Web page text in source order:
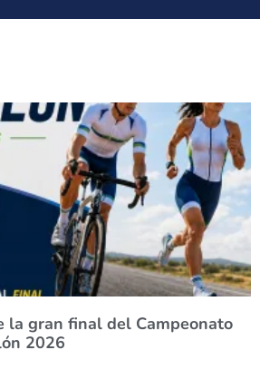
la gran final del Campeonato
2026